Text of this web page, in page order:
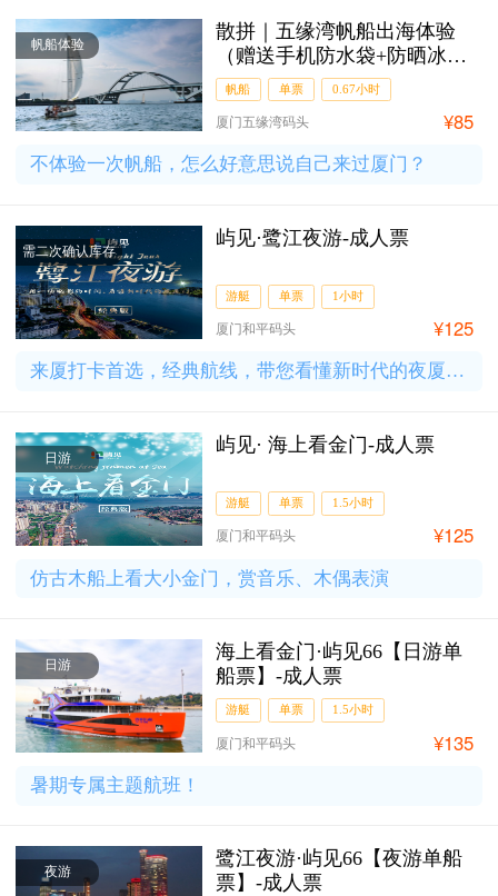
帆船体验
散拼｜五缘湾帆船出海体验
（赠送手机防水袋+防晒冰
袖）
帆船 单票 0.67小时
厦门五缘湾码头 ¥85
不体验一次帆船，怎么好意思说自己来过厦门？
需二次确认库存
屿见·鹭江夜游-成人票
游艇 单票 1小时
厦门和平码头 ¥125
来厦打卡首选，经典航线，带您看懂新时代的夜厦门！
日游
屿见· 海上看金门-成人票
游艇 单票 1.5小时
厦门和平码头 ¥125
仿古木船上看大小金门，赏音乐、木偶表演
日游
海上看金门·屿见66【日游单
船票】-成人票
游艇 单票 1.5小时
厦门和平码头 ¥135
暑期专属主题航班！
夜游
鹭江夜游·屿见66【夜游单船
票】-成人票